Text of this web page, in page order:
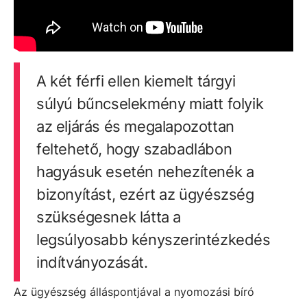
A két férfi ellen kiemelt tárgyi
súlyú bűncselekmény miatt folyik
az eljárás és megalapozottan
feltehető, hogy szabadlábon
hagyásuk esetén nehezítenék a
bizonyítást, ezért az ügyészség
szükségesnek látta a
legsúlyosabb kényszerintézkedés
indítványozását.
Az ügyészség álláspontjával a nyomozási bíró